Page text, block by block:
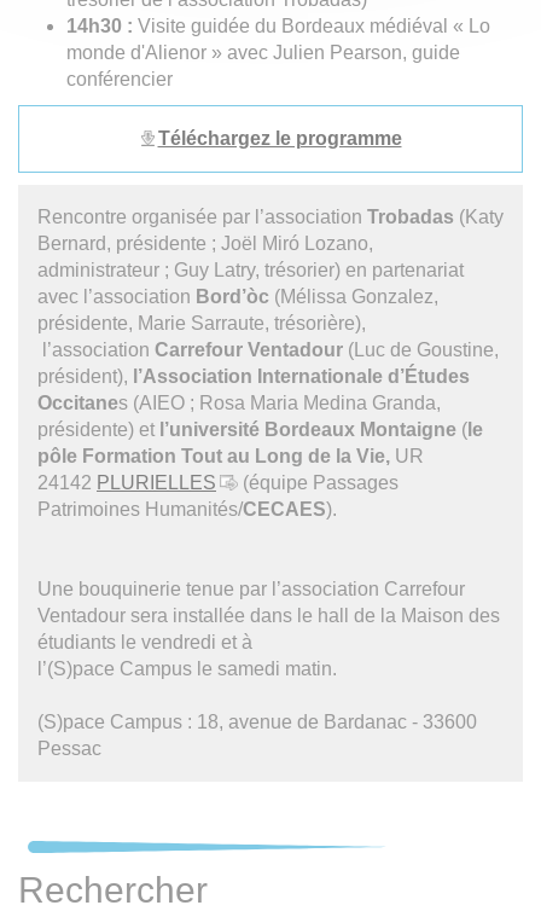
14h30 : Visite guidée du Bordeaux médiéval « Lo
monde d'Alienor » avec Julien Pearson, guide
conférencier
Téléchargez le programme
Rencontre organisée par l’association Trobadas (Katy
Bernard, présidente ; Joël Miró Lozano,
administrateur ; Guy Latry, trésorier) en partenariat
avec l’association Bord’òc (Mélissa Gonzalez,
présidente, Marie Sarraute, trésorière),
l’association Carrefour Ventadour (Luc de Goustine,
président), l’Association Internationale d’Études
Occitanes (AIEO ; Rosa Maria Medina Granda,
présidente) et l’université Bordeaux Montaigne ( le
pôle Formation Tout au Long de la Vie, UR
24142 PLURIELLES
(équipe Passages
Patrimoines Humanités/CECAES).
Une bouquinerie tenue par l’association Carrefour
Ventadour sera installée dans le hall de la Maison des
étudiants le vendredi et à
l’(S)pace Campus le samedi matin.
(S)pace Campus : 18, avenue de Bardanac - 33600
Pessac
Rechercher